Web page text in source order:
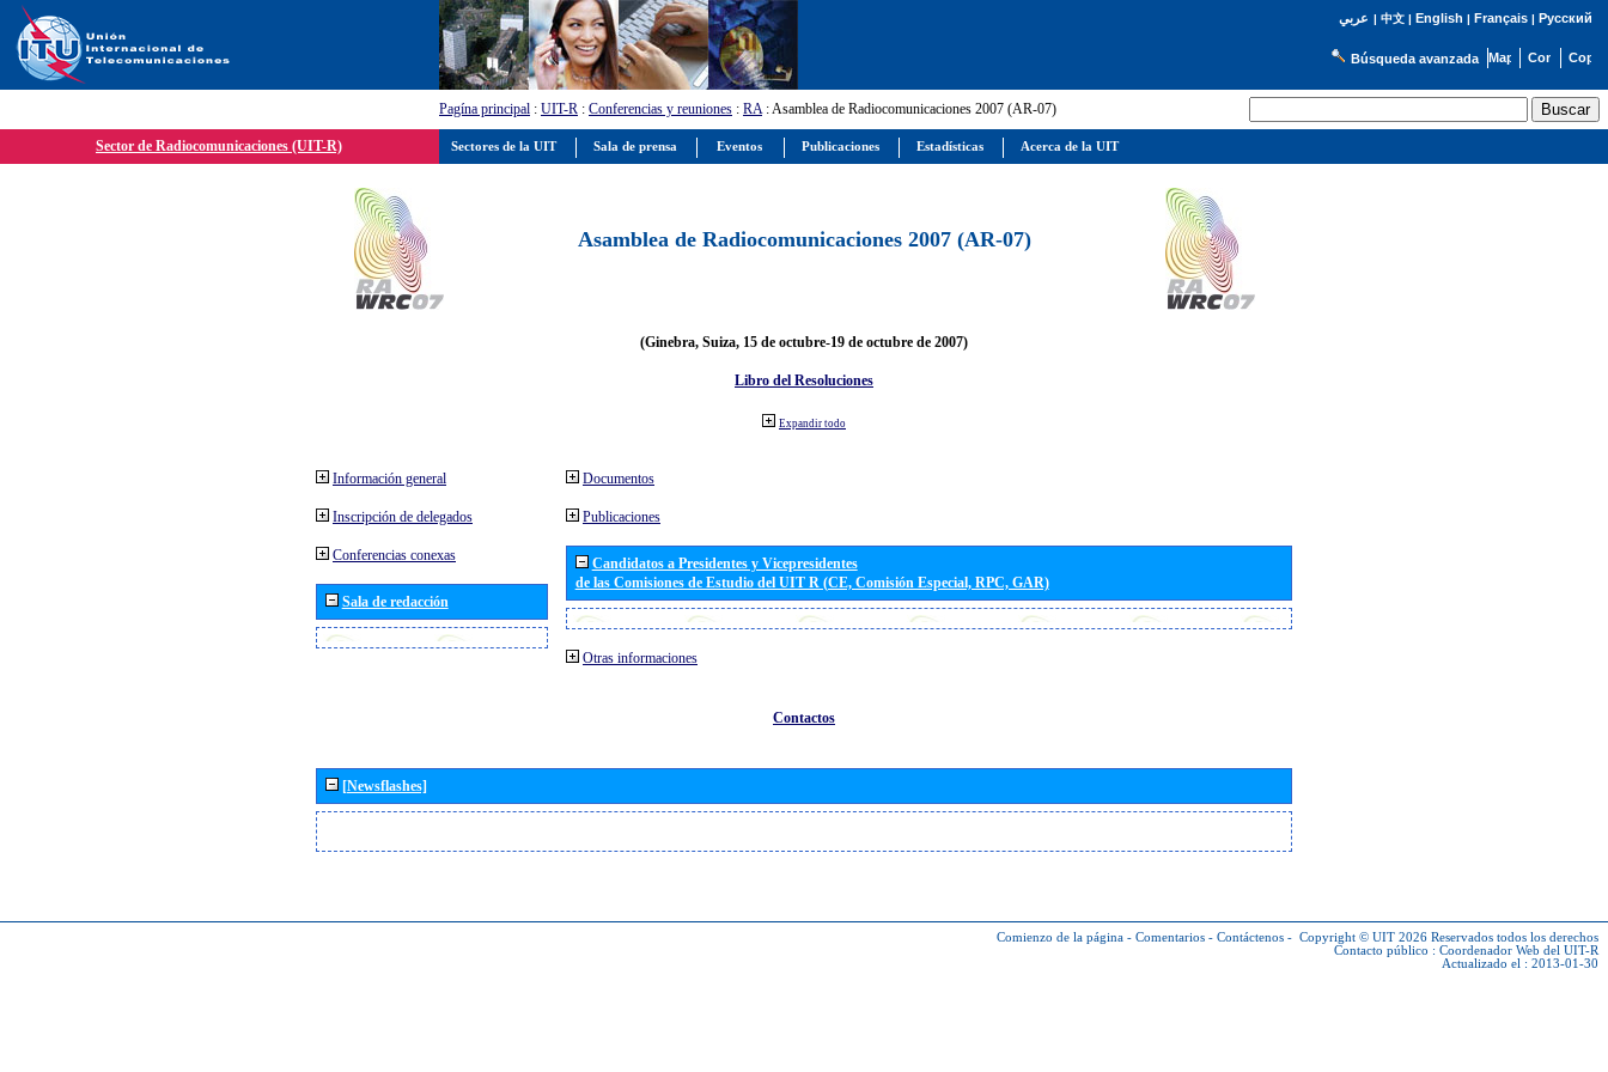
عربي | 中文| English | Français| Русский
Búsqueda avanzada
Pagína principal : UIT-R : Conferencias y reuniones : RA: Asamblea de Radiocomunicaciones 2007 (AR-07)
Sector de Radiocomunicaciones (UIT-R)
Asamblea de Radiocomunicaciones 2007 (AR-07)
(Ginebra, Suiza, 15 de octubre-19 de octubre de 2007)
Libro del Resoluciones
Expandir todo
Información general
Inscripción de delegados
Conferencias conexas
Sala de redacción
Documentos
Publicaciones
Candidatos a Presidentes y Vicepresidentes
de las Comisiones de Estudio del UIT R (CE, Comisión Especial, RPC, GAR)
Otras informaciones
Contactos
[Newsflashes]
Comienzo de la página - Comentarios - Contáctenos - Copyright © UIT 2026 Reservados todos los derechos
Contacto público : Coordenador Web del UIT-R
Actualizado el : 2013-01-30
Sectores de la UIT Sala de prensa Eventos Publicaciones Estadísticas Acerca de la UIT